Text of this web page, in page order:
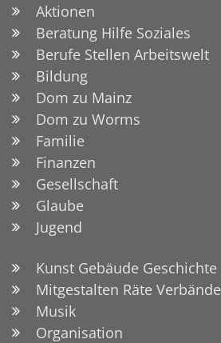
Aktionen
Beratung Hilfe Soziales
Berufe Stellen Arbeitswelt
Bildung
Dom zu Mainz
Dom zu Worms
Familie
Finanzen
Gesellschaft
Glaube
Jugend
Kunst Gebäude Geschichte
Mitgestalten Räte Verbände
Musik
Organisation